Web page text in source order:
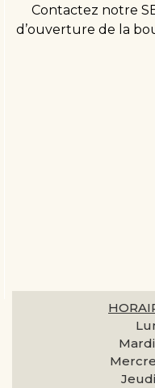
Contactez notre
d’ouverture de la